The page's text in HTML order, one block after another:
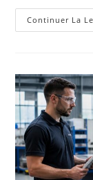
Continuer La